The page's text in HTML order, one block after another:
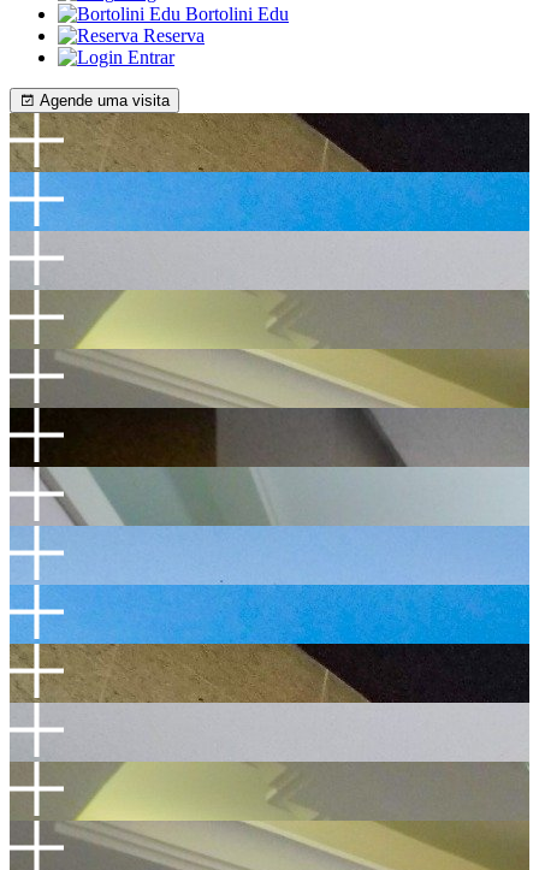
Bortolini Edu
Reserva
Entrar
Agende uma visita